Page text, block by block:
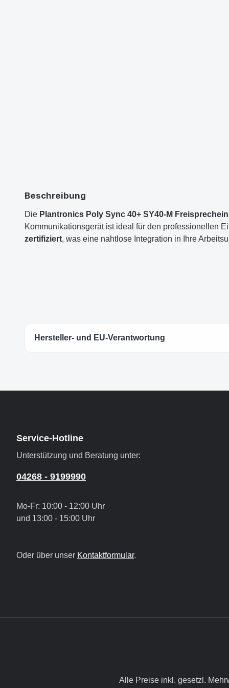
Beschreibung
Die Plantronics Poly Sync 40+ SY40-M
Kommunikationsgerät ist ideal für den professionellen
zertifiziert, was eine nahtlose Integration in Ihre
Hersteller- und EU-Verantwortung
Service-Hotline
Unterstützung und Beratung unter:
04268 - 9199990
Mo-Fr: 10:00 - 12:00 Uhr
und 13:00 - 15:00 Uhr
Oder über unser Kontaktformular.
Alle Preise inkl. gesetzl.